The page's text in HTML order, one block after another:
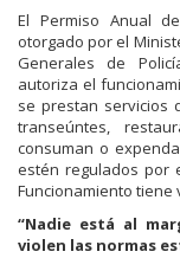
El Permiso Anual
otorgado por el
Generales de
autoriza el
se prestan servicios
transeúntes,
consuman o
estén regulados por
Funcionamiento tiene
“Nadie está al
violen las normas